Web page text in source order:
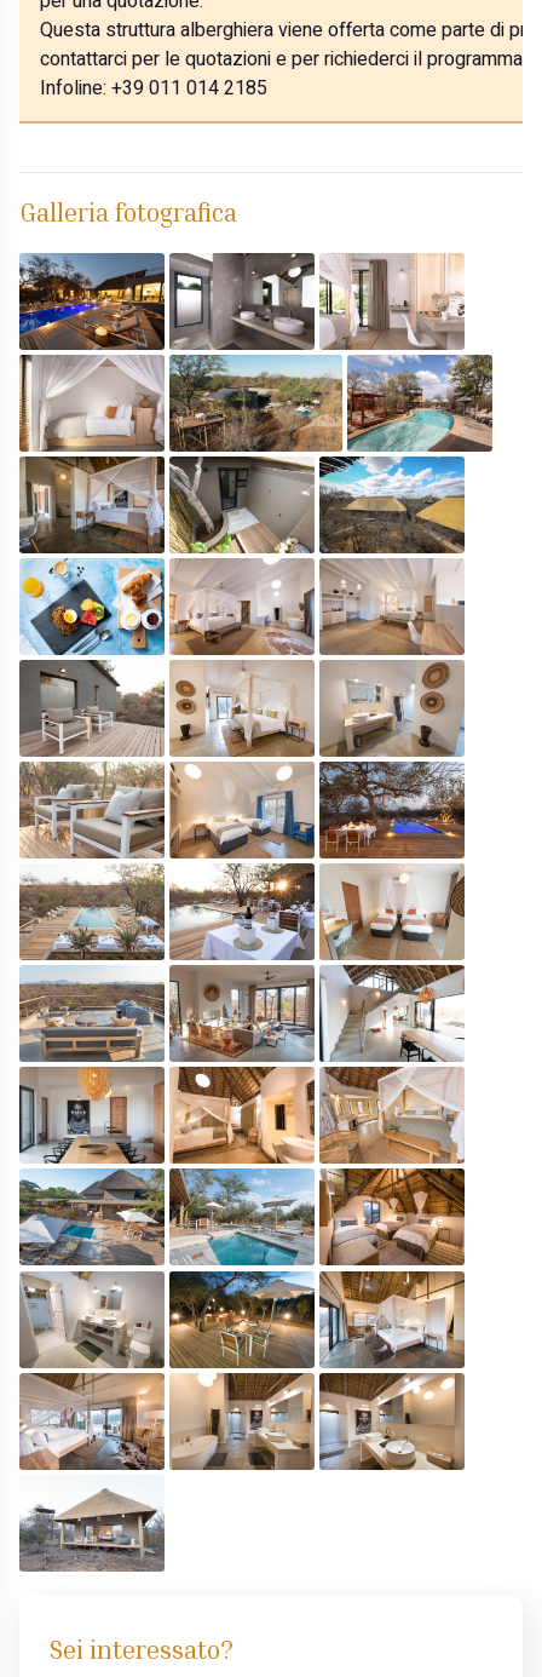
Questa struttura alberghiera viene offerta come parte di
contattarci per le quotazioni e per richiederci il programma
Infoline: +39 011 014 2185
Galleria fotografica
Sei interessato?